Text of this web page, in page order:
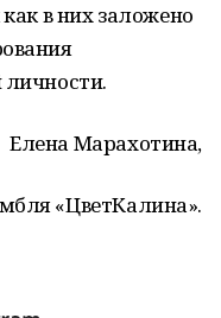
в них заложено
Елена Марахотина,
«ЦветКалина».